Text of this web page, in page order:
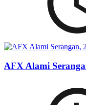
AFX Alami